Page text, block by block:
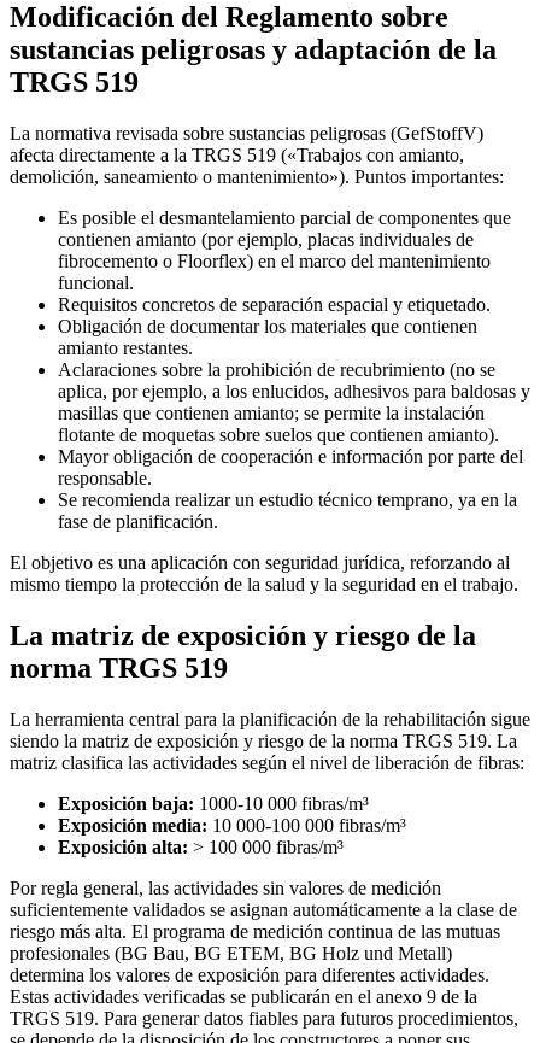
Modificación del Reglamento sobre
sustancias peligrosas y adaptación de la
TRGS 519
La normativa revisada sobre sustancias peligrosas (GefStoffV)
afecta directamente a la TRGS 519 («Trabajos con amianto,
demolición, saneamiento o mantenimiento»). Puntos importantes:
Es posible el desmantelamiento parcial de componentes que
contienen amianto (por ejemplo, placas individuales de
fibrocemento o Floorflex) en el marco del mantenimiento
funcional.
Requisitos concretos de separación espacial y etiquetado.
Obligación de documentar los materiales que contienen
amianto restantes.
Aclaraciones sobre la prohibición de recubrimiento (no se
aplica, por ejemplo, a los enlucidos, adhesivos para baldosas y
masillas que contienen amianto; se permite la instalación
flotante de moquetas sobre suelos que contienen amianto).
Mayor obligación de cooperación e información por parte del
responsable.
Se recomienda realizar un estudio técnico temprano, ya en la
fase de planificación.
El objetivo es una aplicación con seguridad jurídica, reforzando al
mismo tiempo la protección de la salud y la seguridad en el trabajo.
La matriz de exposición y riesgo de la
norma TRGS 519
La herramienta central para la planificación de la rehabilitación sigue
siendo la matriz de exposición y riesgo de la norma TRGS 519. La
matriz clasifica las actividades según el nivel de liberación de fibras:
Exposición baja: 1000-10 000 fibras/m³
Exposición media: 10 000-100 000 fibras/m³
Exposición alta: > 100 000 fibras/m³
Por regla general, las actividades sin valores de medición
suficientemente validados se asignan automáticamente a la clase de
riesgo más alta. El programa de medición continua de las mutuas
profesionales (BG Bau, BG ETEM, BG Holz und Metall)
determina los valores de exposición para diferentes actividades.
Estas actividades verificadas se publicarán en el anexo 9 de la
TRGS 519. Para generar datos fiables para futuros procedimientos,